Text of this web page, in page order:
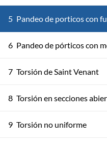
5 Pandeo de porticos con
6 Pandeo de pórticos con
7 Torsión de Saint Venant
8 Torsión en secciones
9 Torsión no uniforme